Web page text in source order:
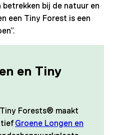
bij de natuur en
een Tiny Forest is een
en Tiny
Forests® maakt
Groene Longen en